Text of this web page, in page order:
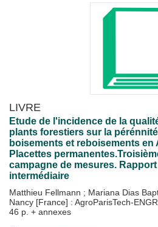
LIVRE
Etude de l'incidence de la
plants forestiers sur la
boisements et reboisements en
Placettes
campagne de mesures. Rapport
intermédiaire
Matthieu Fellmann ; Mariana Dias
Nancy [France] : AgroParisTech-
46 p. + annexes